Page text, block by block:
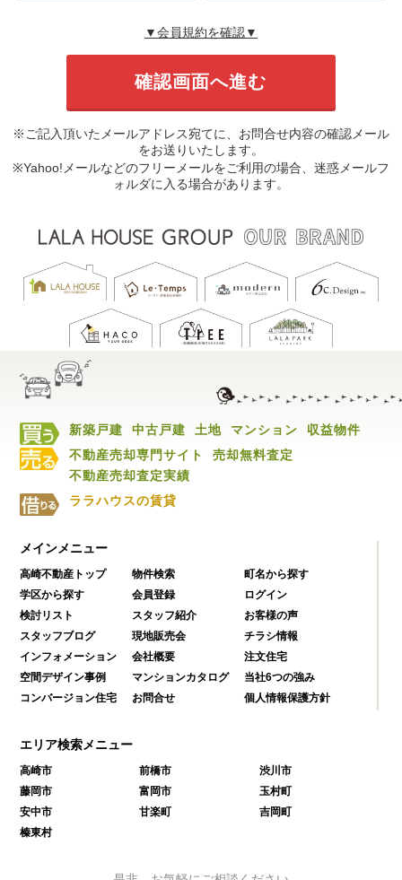
▼会員規約を確認▼
※ご記入頂いたメールアドレス宛てに、お問合せ内容の確認メール
をお送りいたします。
※Yahoo!メールなどのフリーメールをご利用の場合、迷惑メールフ
ォルダに入る場合があります。
新築戸建 中古戸建 土地 マンション
収益物件
不動産売却専門サイト
売却無料査定
不動産売却査定実績
ララハウスの賃貸
メインメニュー
高崎不動産トップ 物件検索
町名から探す
学区から探す
会員登録
ログイン
検討リスト
スタッフ紹介
お客様の声
スタッフブログ
現地販売会
チラシ情報
インフォメーション
会社概要
注文住宅
空間デザイン事例
マンションカタログ
当社6つの強み
コンバージョン住宅
お問合せ 個人情報保護方針
エリア検索メニュー
高崎市 前橋市
渋川市
藤岡市
富岡市
玉村町
安中市
甘楽町
吉岡町
榛東村